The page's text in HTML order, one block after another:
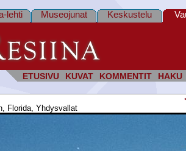
ETUSIVU KUVAT KOMMENTIT HAKU
lehti Museojunat Keskustelu
Florida, Yhdysvallat